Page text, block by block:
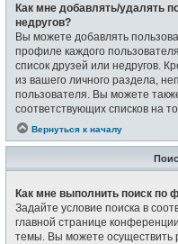
Как мне добавлять/удалять
недругов?
Вы можете добавлять
профиле каждого
список друзей или недругов.
из вашего личного раздела,
пользователя. Вы можете
соответствующих списков на
Вернуться к началу
Как мне выполнить поиск
Задайте условие поиска в
главной странице
темы. Вы можете осуществить